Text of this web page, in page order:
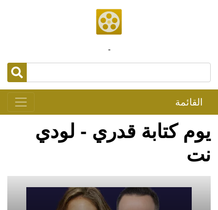
-
القائمة
يوم كتابة قدري - لودي
نت